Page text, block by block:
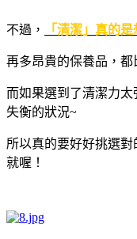
不過， 「清潔」真的
再多昂貴的保養品，
而如果選到了清潔力
失衡的狀況~
所以真的要好好挑選
就喔！